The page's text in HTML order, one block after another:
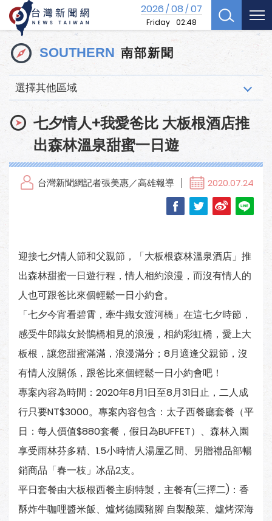
2026/08/07
Friday 02:48
SOUTHERN 南部新聞
選擇其他區域
七夕情人+我愛爸比 大板根酒店推
出森林溫泉甜蜜一日遊
台灣新聞網記者張美惠／高雄報導 2020.07.24
迎接七夕情人節和父親節，「大板根森林溫泉酒店」推
出森林甜蜜一日遊行程，情人相約浪漫，而沒有情人的
人也可跟爸比來個輕鬆一日小約會。
「七夕今宵看碧霄，牽牛織女渡河橋」在這七夕時節，
感受牛郎織女於鵲橋相見的浪漫，相約彩虹橋，愛上大
板根，讓您甜蜜滿滿，浪漫滿分；8月適逢父親節，沒
有情人沒關係，跟爸比來個輕鬆一日小約會吧！
專案內容為時間：2020年8月1日至8月31日止，二人成
行只要NT$3000。專案內容包含：太子西餐廳套餐（平
日：每人價值$880套餐，假日為BUFFET）、森林入園
享受雨林芬多精、1.5小時情人湯屋乙間、另贈禮品部暢
銷商品「春一枝」冰品2支。
平日套餐由大板根西餐主廚特製，主餐有(三擇二)：香
酥炸牛咖哩醬米飯、爐烤德國豬腳 自製酸菜、爐烤深海